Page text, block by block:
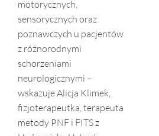
motorycznych,
sensorycznych oraz
poznawczych u pacjentów
z różnorodnymi
schorzeniami
neurologicznymi –
wskazuje Alicja Klimek,
fizjoterapeutka, terapeuta
metody PNF i FITS z